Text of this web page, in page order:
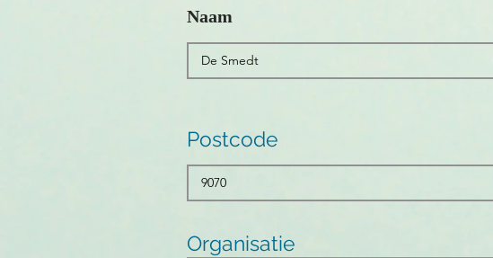
Naam
Postcode
Organisatie